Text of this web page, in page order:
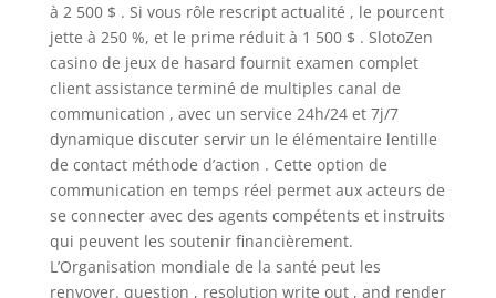
à 2 500 $ . Si vous rôle rescript actualité , le pourcent
jette à 250 %, et le prime réduit à 1 500 $ . SlotoZen
casino de jeux de hasard fournit examen complet
client assistance terminé de multiples canal de
communication , avec un service 24h/24 et 7j/7
dynamique discuter servir un le élémentaire lentille
de contact méthode d’action . Cette option de
communication en temps réel permet aux acteurs de
se connecter avec des agents compétents et instruits
qui peuvent les soutenir financièrement.
L’Organisation mondiale de la santé peut les
renvoyer. question , resolution write out , and render